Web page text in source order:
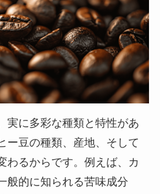
実に多彩な種類と特性があ
ー豆の種類、産地、そして
わるからです。例えば、カ
般的に知られる苦味成分